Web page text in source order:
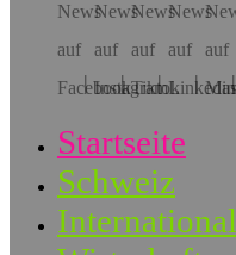
Startseite
Schweiz
International